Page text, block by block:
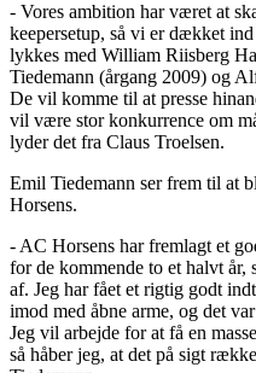
- Vores ambition har været at
keepersetup, så vi er dækket
lykkes med William Riisberg
Tiedemann (årgang 2009) og
De vil komme til at presse
vil være stor konkurrence om
lyder det fra Claus Troelsen.
Emil Tiedemann ser frem til at
Horsens.
- AC Horsens har fremlagt et
for de kommende to et halvt år,
af. Jeg har fået et rigtig godt
imod med åbne arme, og det
Jeg vil arbejde for at få en
så håber jeg, at det på sigt